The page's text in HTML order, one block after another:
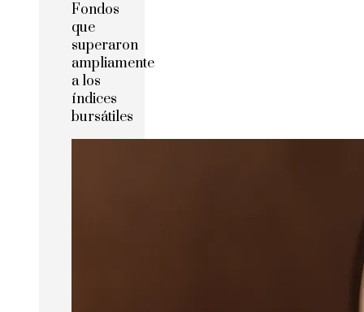
Fondos
que
superaron
ampliamente
a los
índices
bursátiles